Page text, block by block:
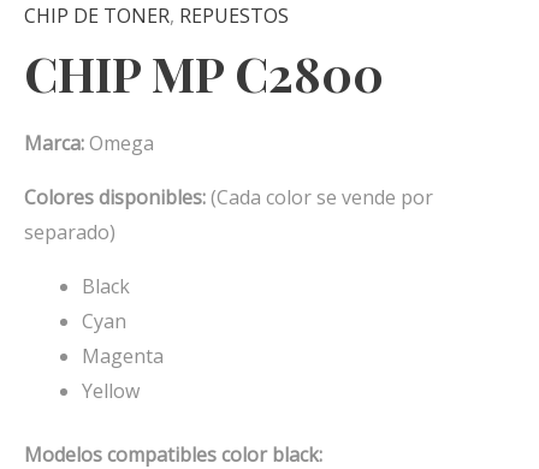
CHIP DE TONER, REPUESTOS
CHIP MP C2800
Marca:Omega
Colores disponibles:(Cada color se vende por
separado)
Black
Cyan
Magenta
Yellow
Modelos compatibles color black: